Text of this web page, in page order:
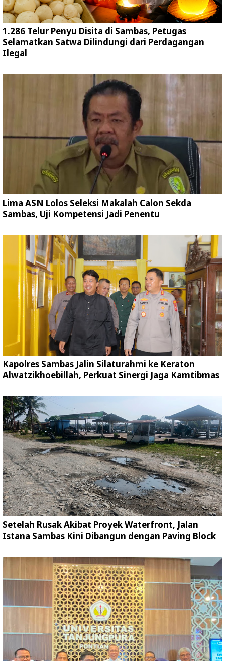
1.286 Telur Penyu Disita di Sambas, Petugas
Selamatkan Satwa Dilindungi dari Perdagangan
Ilegal
Lima ASN Lolos Seleksi Makalah Calon Sekda
Sambas, Uji Kompetensi Jadi Penentu
Kapolres Sambas Jalin Silaturahmi ke Keraton
Alwatzikhoebillah, Perkuat Sinergi Jaga Kamtibmas
Setelah Rusak Akibat Proyek Waterfront, Jalan
Istana Sambas Kini Dibangun dengan Paving Block